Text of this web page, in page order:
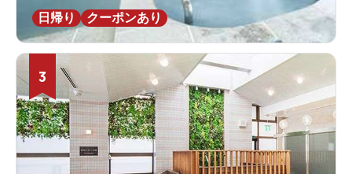
日帰り
クーポンあり
3